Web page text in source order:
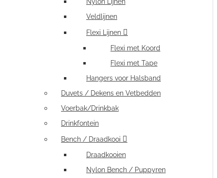
Veldlijnen
Flexi Lijnen
Flexi met Koord
Flexi met Tape
Hangers voor Halsband
Duvets / Dekens en Vetbedden
Voerbak/Drinkbak
Drinkfontein
Bench / Draadkooi
Draadkooien
Nylon Bench / Puppyren